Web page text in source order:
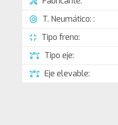
T. Neumático: :
Tipo freno:
Tipo eje:
Eje elevable: